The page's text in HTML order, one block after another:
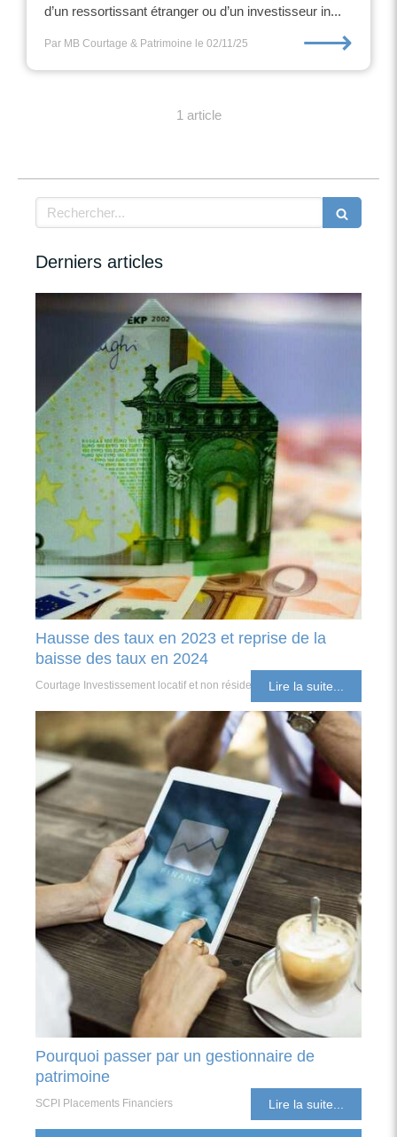
d’un ressortissant étranger ou d’un investisseur in...
Par MB Courtage & Patrimoine le 02/11/25 ⟶
1 article
Rechercher
Derniers articles
Hausse des taux en 2023 et reprise de la
baisse des taux en 2024
Courtage Investissement locatif et non résident Lire la suite...
Pourquoi passer par un gestionnaire de
patrimoine
SCPI Placements Financiers Lire la suite...